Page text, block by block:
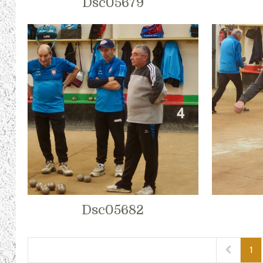
Dsc05682
1